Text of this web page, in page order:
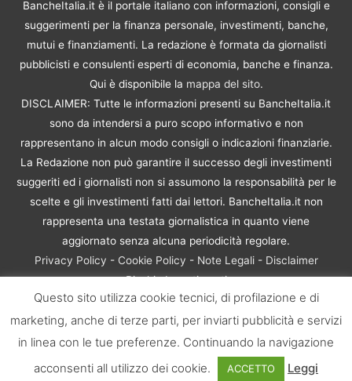
BancheItalia.it è il portale italiano con informazioni, consigli e
suggerimenti per la finanza personale, investimenti, banche,
mutui e finanziamenti. La redazione è formata da giornalisti
pubblicisti e consulenti esperti di economia, banche e finanza.
Qui è disponibile la mappa del sito.
DISCLAIMER: Tutte le informazioni presenti su BancheItalia.it
sono da intendersi a puro scopo informativo e non
rappresentano in alcun modo consigli o indicazioni finanziarie.
La Redazione non può garantire il successo degli investimenti
suggeriti ed i giornalisti non si assumono la responsabilità per le
scelte e gli investimenti fatti dai lettori. BancheItalia.it non
rappresenta una testata giornalistica in quanto viene
aggiornato senza alcuna periodicità regolare.
Privacy Policy - Cookie Policy - Note Legali- Disclaimer
Rischio Investimenti
BancheItalia.it Copyright © 2021. Tutti i diritti sono riservati. |
P.IVA 10673901004 | Contenuti di proprietà di BancheItalia.it:
non sono riproducibili, neanche parzialmente, senza esplicita
Questo sito utilizza cookie tecnici, di profilazione e di
marketing, anche di terze parti, per inviarti pubblicità e servizi
in linea con le tue preferenze. Continuando la navigazione
acconsenti all utilizzo dei cookie.
ACCETTO Leggi